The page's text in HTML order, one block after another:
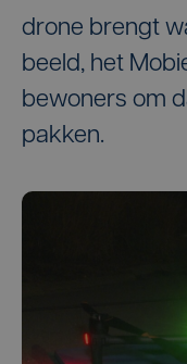
drone brengt
beeld, het
bewoners om
pakken.